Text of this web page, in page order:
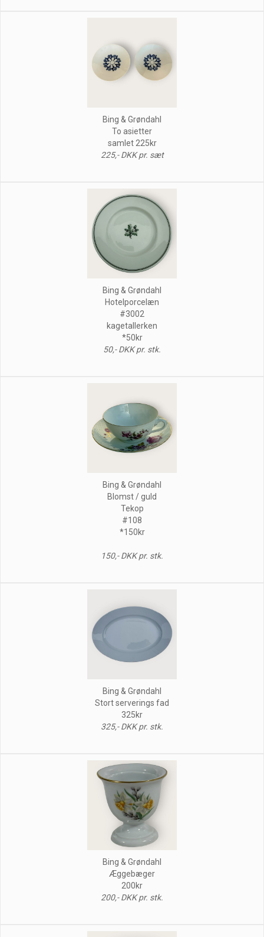
Bing & Grøndahl
To asietter
samlet 225kr
225,- DKK pr. sæt
Bing & Grøndahl
Hotelporcelæn
#3002
kagetallerken
*50kr
50,- DKK pr. stk.
Bing & Grøndahl
Blomst / guld
Tekop
#108
*150kr
150,- DKK pr. stk.
Bing & Grøndahl
Stort serverings fad
325kr
325,- DKK pr. stk.
Bing & Grøndahl
Æggebæger
200kr
200,- DKK pr. stk.